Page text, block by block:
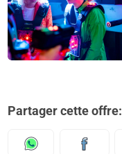
Partager cette offre: